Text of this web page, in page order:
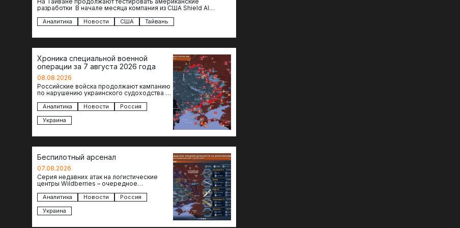
разработки В начале месяца компания из США Shield AI
Аналитика Новости США Тайвань
Хроника специальной военной
операции за 7 августа 2026 года
08.08.2026
Российские войска продолжают кампанию
по нарушению украинского судоходства в
атакованы еще по меньшей мере два…
Аналитика Новости
Россия
Украина
Беспилотный арсенал
07.08.2026
Серия недавних атак на логистические
центры Wildberries – очередное
российского тыла. И суть здесь даже не…
Аналитика Новости
Россия
Украина